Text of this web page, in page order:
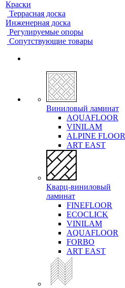
Краски
Террасная доска
Инженерная доска
Регулируемые опоры
Сопутствующие товары
Виниловый ламинат
AQUAFLOOR
VINILAM
ALPINE FLOOR
ART EAST
Кварц-виниловый
ламинат
FINEFLOOR
ECOCLICK
VINILAM
AQUAFLOOR
FORBO
ART EAST